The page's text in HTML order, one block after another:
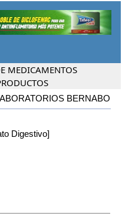
MEDICAMENTOS
BERNABO
Digestivo]